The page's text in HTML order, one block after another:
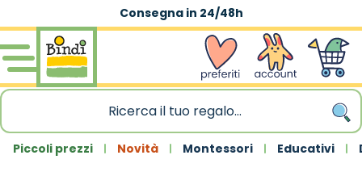
Consegna in 24/48h
Salta al contenuto
wishlist Account Carrello
Piccoli prezzi Novità Montessori Educativi